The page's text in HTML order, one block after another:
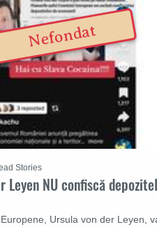
Leyen NU confiscă
Ursula von der Leyen,
Stories
Nefondat